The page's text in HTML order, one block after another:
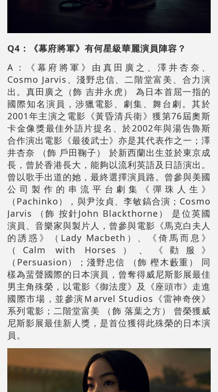
Q4：《幕府將軍》有何星級華麗演員陣容？
A：《幕府將軍》由真田廣之、澤井杏奈、
Cosmo Jarvis、淺野忠信、二階堂富美、合力演
出。真田廣之（飾 吉井永虎） 為日本首屈一指的
國際知名演員，涉獵電影、劇集、舞台劇。其於
2001年主演之電影《黃昏清兵衛》獲第76屆奧斯
卡金像獎最佳外語片提名、於2002年與湯告魯斯
合作演出電影《最後武士》亦是其代表作之一；澤
井杏奈 （飾 戶田鞠子） 於新西蘭出生並於東京成
長，曾於香港長大，能夠以流利英語及日語演出。
曾以歌手出道的她，最終選擇演員路。曾參與美國
公司製作的串流平台劇集《彈珠人生》
（Pachinko），與尹汝貞、李敏鎬合演；Cosmo
Jarvis （飾 按針John Blackthorne） 是位英國
演員、音樂家與製片人，曾參與電影《馬克白夫人
的誘惑》（Lady Macbeth）、《倚馬而息》
（Calm with Horses）、《勸服》
（Persuasion）；淺野忠信 （飾 樫木藪重） 同
樣為蜚聲國際的日本演員，曾奪得威尼斯影展最佳
男主角殊榮，以電影《御法度》及《座頭巿》走進
國際市場，並參演Ｍarvel Studios《雷神奇俠》
系列電影；二階堂富美 （飾 落葉之方） 曾榮獲威
尼斯影展最佳新人獎，是首位獲得此殊榮的日本演
員。